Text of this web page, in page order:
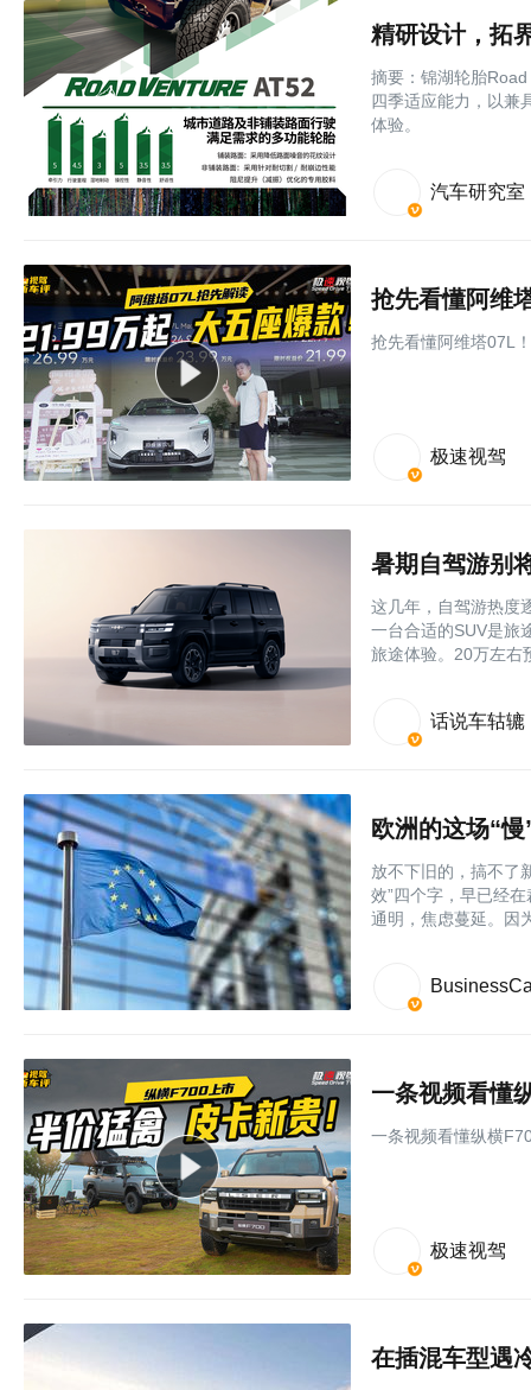
精研设计，拓
摘要：锦湖轮胎
四季适应能力，以兼
体验。
汽车研究室
抢先看懂阿维
抢先看懂阿维塔07L
极速视驾
暑期自驾游别
这几年，自驾游热度
一台合适的SUV是旅
旅途体验。20万左右
话说车轱辘
欧洲的这场“
放不下旧的，搞不了
效”四个字，早已经
通明，焦虑蔓延。因
一条视频看懂
一条视频看懂纵横
极速视驾
在插混车型遇